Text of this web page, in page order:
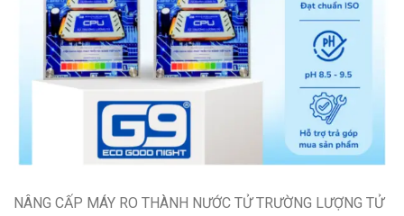
NÂNG CẤP MÁY RO THÀNH NƯỚC TỬ TRƯỜNG LƯỢNG TỬ